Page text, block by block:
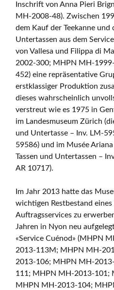
Inschrift von Anna Pieri
MH-2008-48). Zwischen
dem Kauf der Teekanne und
Untertassen aus dem
von Vallesa und Filippa di
2002-300; MHPN MH-
452) eine repräsentative
erstklassiger Produktion
dieses wahrscheinlich
verstreut wie es 1975 in
im Landesmuseum Zürich
und Untertasse – Inv. LM-
59586) und im Musée
Tassen und Untertassen –
AR 10717).
Im Jahr 2013 hatte das
wichtigen Restbestand eines
Auftragsservices zu
Jahren in Nyon neu
«Service Cuénod» (MHPN
2013-113M; MHPN MH-
2013-106; MHPN MH-
111; MHPN MH-2013-101;
MHPN MH-2013-104;